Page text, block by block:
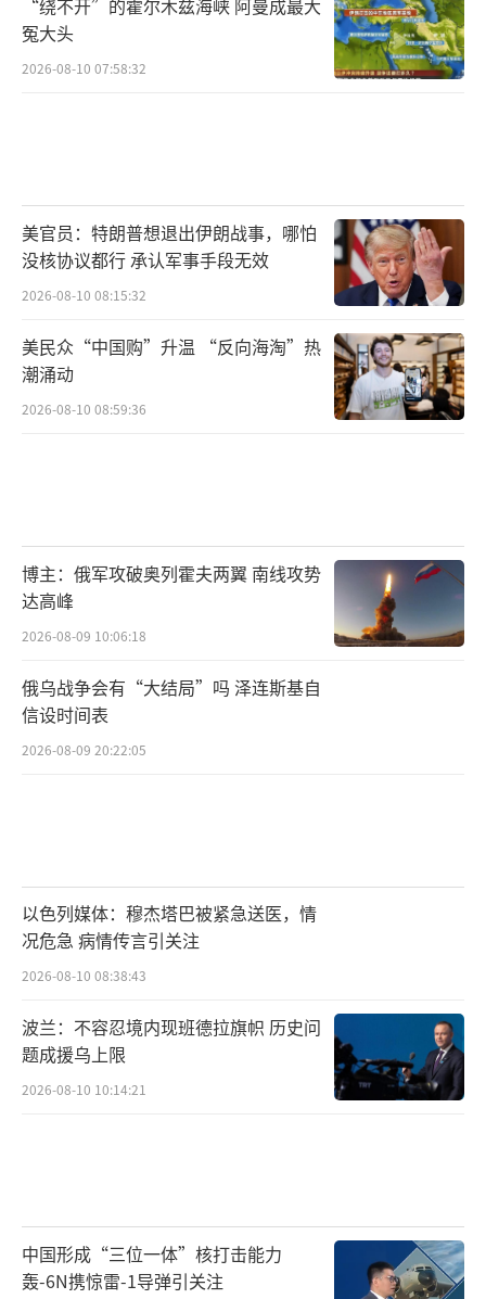
“绕不开”的霍尔木兹海峡 阿曼成最大
冤大头
2026-08-10 07:58:32
美官员：特朗普想退出伊朗战事，哪怕
没核协议都行 承认军事手段无效
2026-08-10 08:15:32
美民众“中国购”升温 “反向海淘”热
潮涌动
2026-08-10 08:59:36
博主：俄军攻破奥列霍夫两翼 南线攻势
达高峰
2026-08-09 10:06:18
俄乌战争会有“大结局”吗 泽连斯基自
信设时间表
2026-08-09 20:22:05
以色列媒体：穆杰塔巴被紧急送医，情
况危急 病情传言引关注
2026-08-10 08:38:43
波兰：不容忍境内现班德拉旗帜 历史问
题成援乌上限
2026-08-10 10:14:21
中国形成“三位一体”核打击能力
轰-6N携惊雷-1导弹引关注